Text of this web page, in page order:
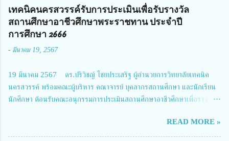
การเสียชีวิตให้สอดคล้องกับเป้าหมายแผนแม่บทฉบับที่ 5 ในวันที่ 22 มีนาคม
2567 โดยมี ดร.วิภารัตน์ ดีอ่อง ผู้อำนวยการสำนักงานการวิจัยแห่งชาติ เป็น
ประธานในพิธีเปิดพร้อมให้นโยบายการผลักดันงานวิจัยเพื่อความปลอดภัยทาง
การประชุมในครั้งนี้ นางสาวสตตกมล เกียรติพานิช ผู้อำนวยการกองบริหารทุน
Richmond Stylish Convention Hotel จังหวัดนนทบุรี ดร.วิภารัตน์ ดีอ่อง
ผู้อำนวยการสำนักงานการวิจัยแห่งชาติ กล่าวว่า วช. ในฐานะหน่วยงานบริหาร
จัดการทุนวิจัยและนวัตกรรมได้เล็งเห็นถึงความสำคัญของกา...
เทคนิคนครสวรรค์รับการประเมินเพื่อรับรางวัล
สถานศึกษาอาชีวศึกษาพระราชทาน ประจำปี
การศึกษา 2666
- มีนาคม 19, 2567
19 มีนาคม 2567 ดร.ปริวิชญ์ ไชยประเสริฐ ผู้อำนวยการวิทยาลัยเทคนิค
นครสวรรค์ พร้อมคณะผู้บริหาร คณาจารย์ บุคลากรสถานศึกษา และนักเรียน
นักศึกษา ต้อนรับคณะอนุกรรมการประเมินสถานศึกษาอาชีวศึกษาเพื่อรางวัล
นายจักรภพ เนวะมาตย์ ผู้อำนวยการวิทยาลัยเทคนิคตาก ประธานคณะอนุกร
รมการฯ 1.นายวณิชา คณะใน ผู้ทรงคุณวุฒิ 2.นายภัทธาวุธ โพธา ผู้อำนวย
READ MORE »